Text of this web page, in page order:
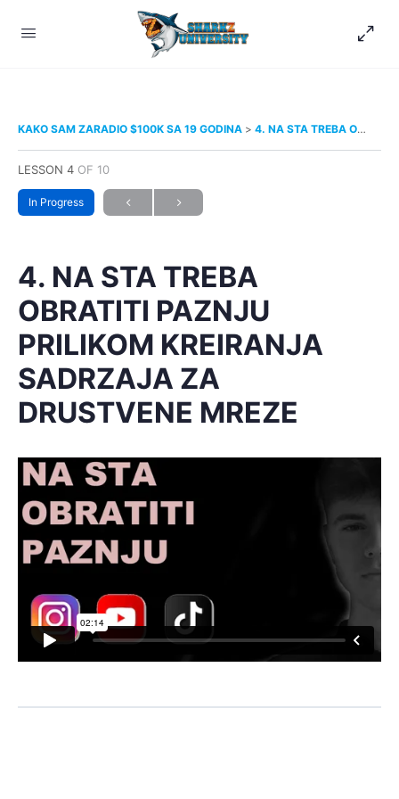
KAKO SAM ZARADIO $100K SA 19 GODINA 4. NA STA TREBA OBRATITI PAZNJU PRILIKOM KREIRANJA SADRZAJA ZA DRUSTVENE MREZE
LESSON 4 OF 10
In Progress
4. NA STA TREBA
OBRATITI PAZNJU
PRILIKOM KREIRANJA
SADRZAJA ZA
DRUSTVENE MREZE